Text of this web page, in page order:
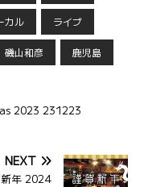
カル ライブ
磯山和彦 鹿児島
2023 231223
NEXT
年 2024